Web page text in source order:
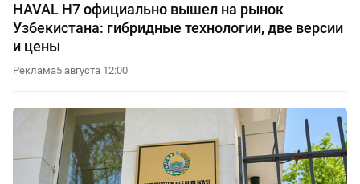
HAVAL H7 официально вышел на рынок
Узбекистана: гибридные технологии, две версии
и цены
Реклама5 августа 12:00